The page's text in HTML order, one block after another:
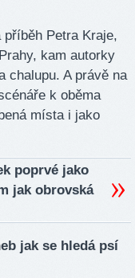
Petra Kraje,
kam autorky
chalupu. A právě na
k oběma
místa i jako
poprvé jako
jak obrovská
jak se hledá psí